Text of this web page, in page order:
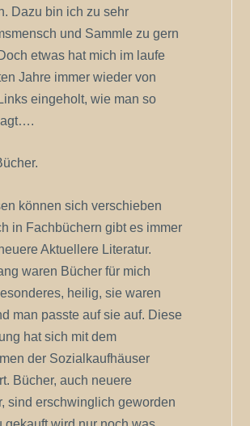
Dazu bin ich zu sehr
und Sammle zu gern
etwas hat mich im laufe
Jahre immer wieder von
eingeholt, wie man so
können sich verschieben
in Fachbüchern gibt es immer
Aktuellere Literatur.
waren Bücher für mich
heilig, sie waren
man passte auf sie auf. Diese
hat sich mit dem
der Sozialkaufhäuser
Bücher, auch neuere
sind erschwinglich geworden